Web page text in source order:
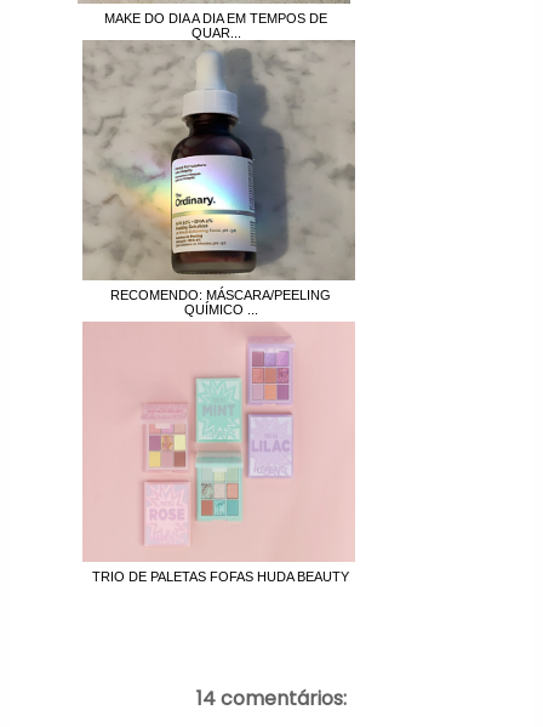
MAKE DO DIA A DIA EM TEMPOS DE
QUAR...
RECOMENDO: MÁSCARA/PEELING
QUÍMICO ...
TRIO DE PALETAS FOFAS HUDA BEAUTY
14 comentários: